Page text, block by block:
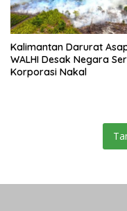
Kalimantan Darurat
WALHI Desak Negara
Korporasi Nakal